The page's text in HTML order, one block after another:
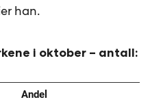
han.
i oktober – antall: